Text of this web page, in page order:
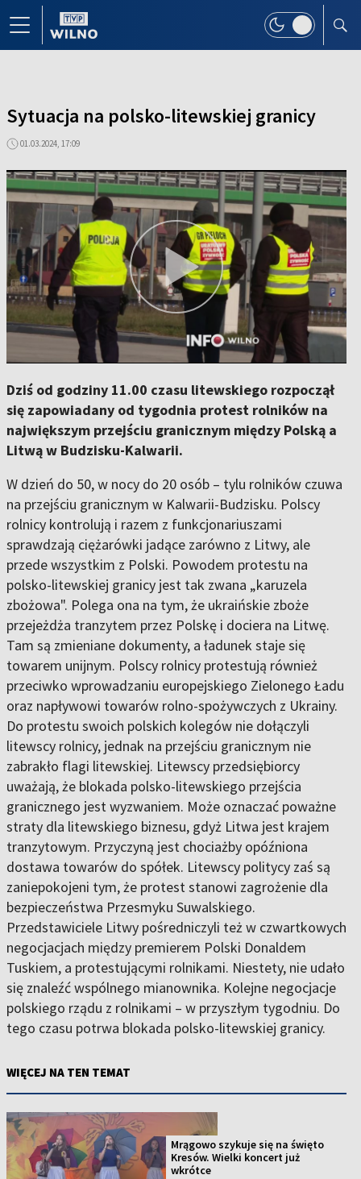
Sytuacja na polsko-litewskiej granicy
01.03.2024, 17:09
Dziś od godziny 11.00 czasu litewskiego rozpoczął
się zapowiadany od tygodnia protest rolników na
największym przejściu granicznym między Polską a
Litwą w Budzisku-Kalwarii.
W dzień do 50, w nocy do 20 osób – tylu rolników czuwa
na przejściu granicznym w Kalwarii-Budzisku. Polscy
rolnicy kontrolują i razem z funkcjonariuszami
sprawdzają ciężarówki jadące zarówno z Litwy, ale
przede wszystkim z Polski. Powodem protestu na
polsko-litewskiej granicy jest tak zwana „karuzela
zbożowa". Polega ona na tym, że ukraińskie zboże
przejeżdża tranzytem przez Polskę i dociera na Litwę.
Tam są zmieniane dokumenty, a ładunek staje się
towarem unijnym. Polscy rolnicy protestują również
przeciwko wprowadzaniu europejskiego Zielonego Ładu
oraz napływowi towarów rolno-spożywczych z Ukrainy.
Do protestu swoich polskich kolegów nie dołączyli
litewscy rolnicy, jednak na przejściu granicznym nie
zabrakło flagi litewskiej. Litewscy przedsiębiorcy
uważają, że blokada polsko-litewskiego przejścia
granicznego jest wyzwaniem. Może oznaczać poważne
straty dla litewskiego biznesu, gdyż Litwa jest krajem
tranzytowym. Przyczyną jest chociażby opóźniona
dostawa towarów do spółek. Litewscy politycy zaś są
zaniepokojeni tym, że protest stanowi zagrożenie dla
bezpieczeństwa Przesmyku Suwalskiego.
Przedstawiciele Litwy pośredniczyli też w czwartkowych
negocjacjach między premierem Polski Donaldem
Tuskiem, a protestującymi rolnikami. Niestety, nie udało
się znaleźć wspólnego mianownika. Kolejne negocjacje
polskiego rządu z rolnikami – w przyszłym tygodniu. Do
tego czasu potrwa blokada polsko-litewskiej granicy.
WIĘCEJ NA TEN TEMAT
Mrągowo szykuje się na święto
Kresów. Wielki koncert już
wkrótce